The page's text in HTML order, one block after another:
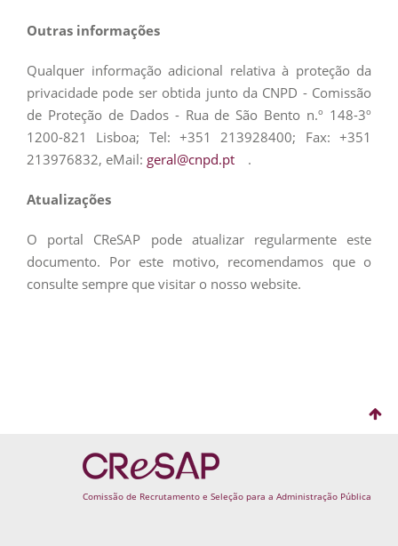
Outras informações
Qualquer informação adicional relativa à proteção da
privacidade pode ser obtida junto da CNPD - Comissão
de Proteção de Dados - Rua de São Bento n.º 148-3º
1200-821 Lisboa; Tel: +351 213928400; Fax: +351
213976832, eMail: geral@cnpd.pt .
Atualizações
O portal CReSAP pode atualizar regularmente este
documento. Por este motivo, recomendamos que o
consulte sempre que visitar o nosso website.
de
Comissão de Recrutamento e Seleção para a Administração Pública